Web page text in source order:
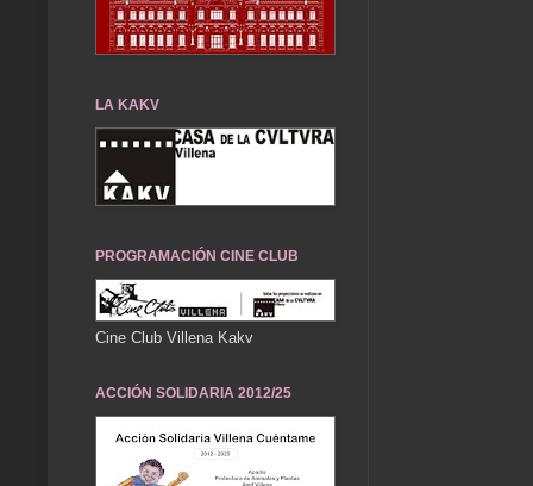
LA KAKV
PROGRAMACIÓN CINE CLUB
Cine Club Villena Kakv
ACCIÓN SOLIDARIA 2012/25